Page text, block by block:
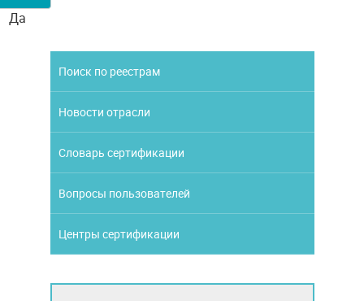
Да
Поиск по реестрам
Новости отрасли
Словарь сертификации
Вопросы пользователей
Центры сертификации